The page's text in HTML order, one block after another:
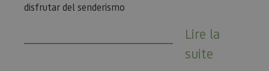
disfrutar del senderismo
Lire la
suite